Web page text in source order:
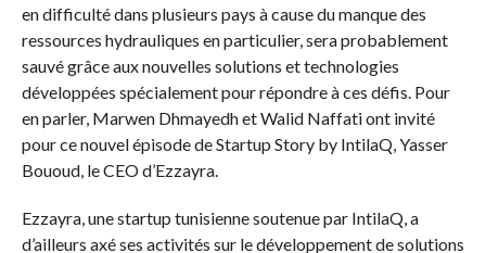
en difficulté dans plusieurs pays à cause du manque des
ressources hydrauliques en particulier, sera probablement
sauvé grâce aux nouvelles solutions et technologies
développées spécialement pour répondre à ces défis. Pour
en parler, Marwen Dhmayedh et Walid Naffati ont invité
pour ce nouvel épisode de Startup Story by IntilaQ, Yasser
Bououd, le CEO d’Ezzayra.
Ezzayra, une startup tunisienne soutenue par IntilaQ, a
d’ailleurs axé ses activités sur le développement de solutions